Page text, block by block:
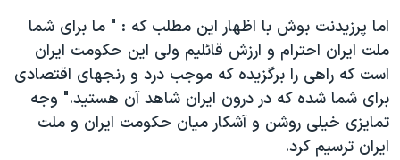
اما پرزيدنت بوش با اظهار اين مطلب که : " ما برای شما
ملت ايران احترام و ارزش قائليم ولی اين حکومت ايران
است که راهی را برگزيده که موجب درد و رنجهای اقتصادی
برای شما شده که در درون ايران شاهد آن هستيد." وجه
تمايزی خيلی روشن و آشکار ميان حکومت ايران و ملت
ايران ترسيم کرد.